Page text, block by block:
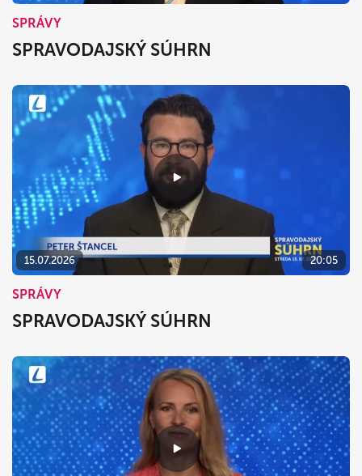
SPRÁVY
SPRAVODAJSKÝ SÚHRN
15.07.2026 20:05
SPRÁVY
SPRAVODAJSKÝ SÚHRN